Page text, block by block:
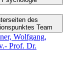
des
Team
Wolfgang,
Prof. Dr.